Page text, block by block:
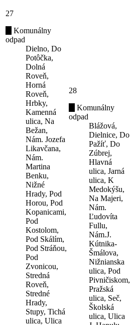
27
Komunálny
odpad
Dielno, Do
Potôčka,
Dolná
Roveň,
Horná
Roveň,
Hrbky,
Kamenná
ulica, Na
Bežan,
Nám. Jozefa
Likavčana,
Nám.
Martina
Benku,
Nižné
Hrady, Pod
Horou, Pod
Kopanicami,
Pod
Kostolom,
Pod Skálím,
Pod Stráňou,
Pod
Zvonicou,
Stredná
Roveň,
Stredné
Hrady,
Stupy, Tichá
ulica, Ulica
28
Komunálny
odpad
Blážová,
Dielnice, Do
Pažíť, Do
Zúbrej,
Hlavná
ulica, Jarná
ulica, K
Medokýšu,
Na Majeri,
Nám.
Ľudovíta
Fullu,
Nám.J.
Kútnika-
Šmálova,
Nižnianska
ulica, Pod
Pivničiskom,
Pražská
ulica, Seč,
Školská
ulica, Ulica